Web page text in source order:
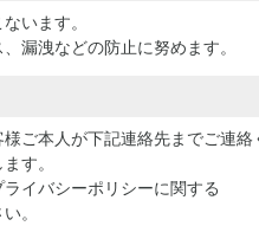
います。
漏洩などの防止に努めます。
ご本人が下記連絡先までご連絡
す。
イバシーポリシーに関する
。